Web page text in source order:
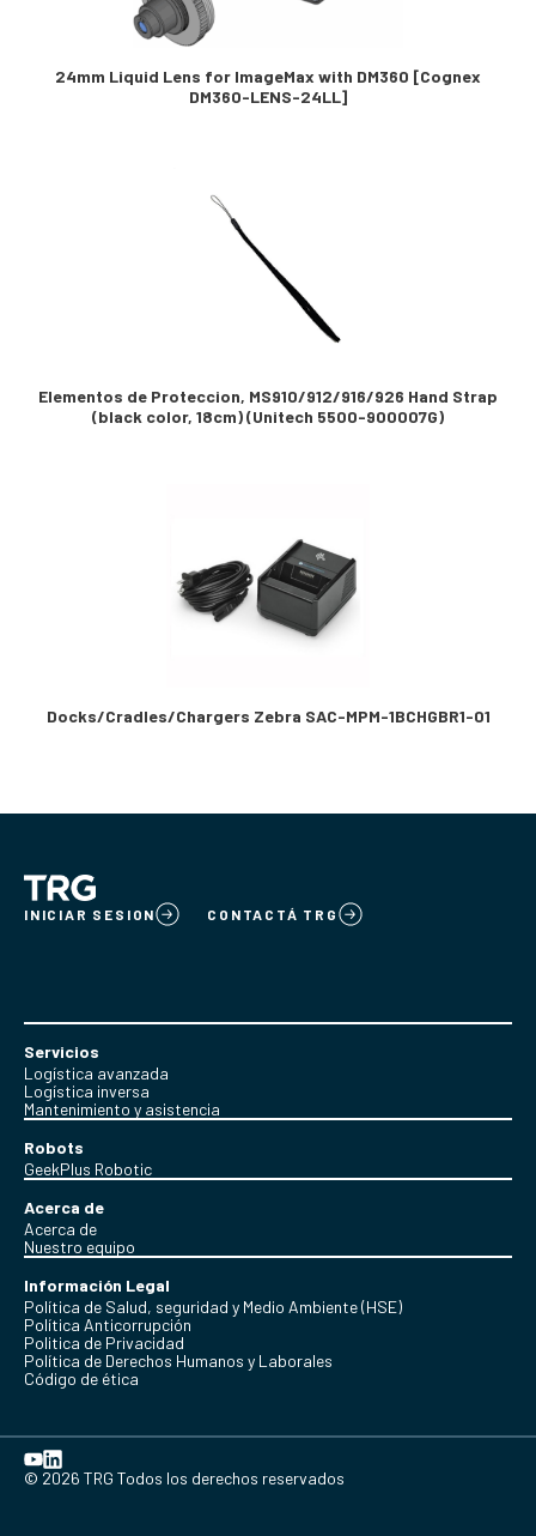
24mm Liquid Lens for ImageMax with DM360 [Cognex
DM360-LENS-24LL]
Elementos de Proteccion, MS910/912/916/926 Hand Strap
(black color, 18cm) (Unitech 5500-900007G)
Docks/Cradles/Chargers Zebra SAC-MPM-1BCHGBR1-01
INICIAR SESION CONTACTÁ TRG
Servicios
Logística avanzada
Logística inversa
Mantenimiento y asistencia
Robots
GeekPlus Robotic
Acerca de
Acerca de
Nuestro equipo
Información Legal
Política de Salud, seguridad y Medio Ambiente (HSE)
Política Anticorrupción
Politica de Privacidad
Política de Derechos Humanos y Laborales
Código de ética
© 2026 TRG Todos los derechos reservados